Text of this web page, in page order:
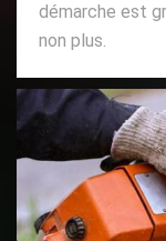
démarche est
non plus.